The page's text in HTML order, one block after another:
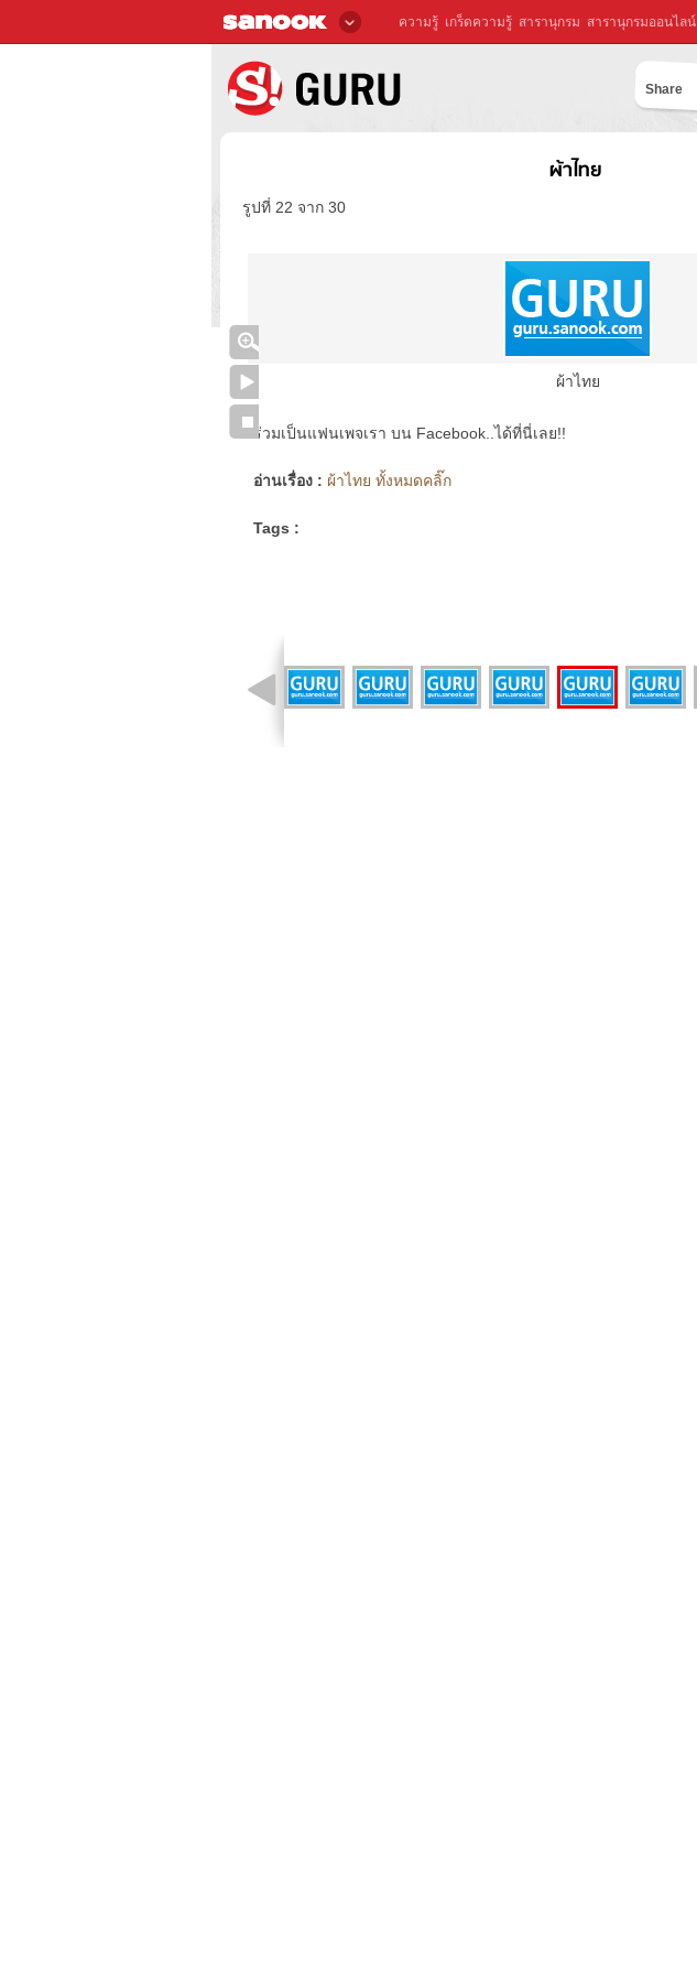
ความรู้ เกร็ดความรู้ สารานุกรม สารานุกรมออนไลน์
Share
ผ้าไทย
รูปที่ 22 จาก 30
ผ้าไทย
ร่วมเป็นแฟนเพจเรา บน Facebook..ได้ที่นี่เลย!!
อ่านเรื่อง : ผ้าไทย ทั้งหมดคลิ๊ก
Tags :